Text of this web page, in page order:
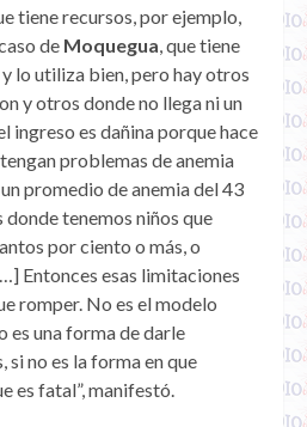
tiene recursos, por ejemplo,
de Moquegua, que tiene
lo utiliza bien, pero hay otros
y otros donde no llega ni un
ingreso es dañina porque hace
problemas de anemia
promedio de anemia del 43
donde tenemos niños que
por ciento o más, o
Entonces esas limitaciones
romper. No es el modelo
es una forma de darle
no es la forma en que
es fatal”, manifestó.